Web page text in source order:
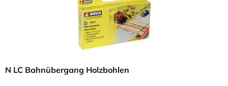
N LC Bahnübergang Holzbohlen